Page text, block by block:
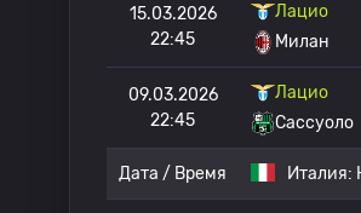
15.03.2026
22:45
Лацио
Милан
09.03.2026
22:45
Лацио
Сассуоло
Дата / Время Италия: